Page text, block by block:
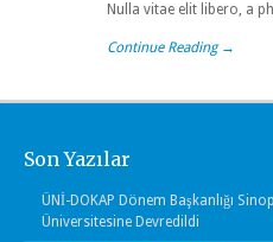
Nulla vitae elit libero, a
Continue Reading →
Son Yazılar
ÜNİ-DOKAP Dönem Başkanlığı Sinop
Üniversitesine Devredildi